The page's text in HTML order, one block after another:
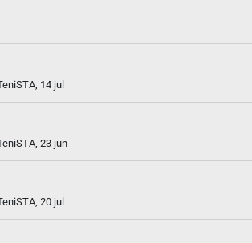
14 jul
23 jun
20 jul